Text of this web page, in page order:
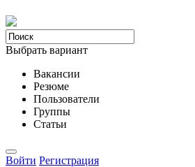
Выбрать вариант
Вакансии
Резюме
Пользователи
Группы
Статьи
Войти Регистрация